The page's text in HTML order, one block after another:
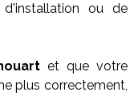
ou de
et que votre
plus correctement,